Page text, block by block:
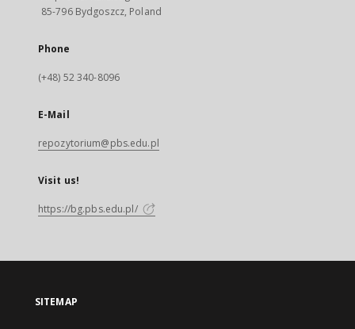
85-796 Bydgoszcz, Poland
Phone
(+48) 52 340-8096
E-Mail
repozytorium@pbs.edu.pl
Visit us!
https://bg.pbs.edu.pl/
SITEMAP